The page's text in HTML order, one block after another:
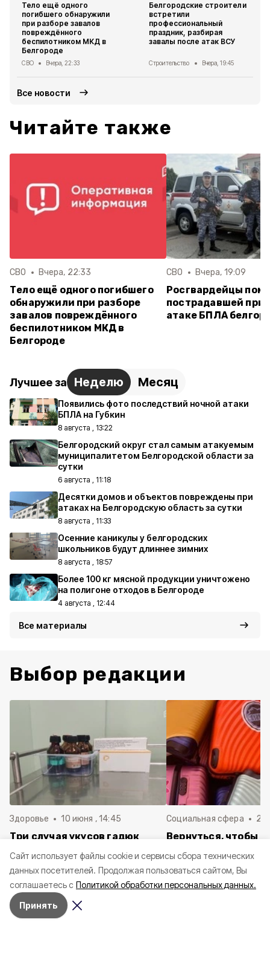
Cайт использует файлы cookie и сервисы сбора технических
данных посетителей. Продолжая пользоваться сайтом, Вы
соглашаетесь с Политикой обработки персональных данных.
Принять
Тело ещё одного
погибшего обнаружили
при разборе завалов
повреждённого
беспилотником МКД в
Белгороде
СВО Вчера, 22:33
Белгородские строители
встретили
профессиональный
праздник, разбирая
завалы после атак ВСУ
Строительство Вчера, 19:45
Все новости
Читайте также
СВО Вчера, 22:33
Тело ещё одного погибшего
обнаружили при разборе
завалов повреждённого
беспилотником МКД в
Белгороде
СВО Вчера, 19:09
Росгвардейцы
пострадавшей при
атаке БПЛА
Лучшее за Неделю Месяц
Появились фото последствий ночной атаки
БПЛА на Губкин
8 августа , 13:22
Белгородский округ стал самым атакуемым
муниципалитетом Белгородской области за
сутки
6 августа , 11:18
Десятки домов и объектов повреждены при
атаках на Белгородскую область за сутки
8 августа , 11:33
Осенние каникулы у белгородских
школьников будут длиннее зимних
8 августа , 18:57
Более 100 кг мясной продукции уничтожено
на полигоне отходов в Белгороде
4 августа , 12:44
Все материалы
Выбор редакции
Здоровье 10 июня , 14:45
Три случая укусов гадюк
Белгородской области с
начала года
Социальная сфера 20
Вернуться, чтобы
в Белгородскую
пять лет